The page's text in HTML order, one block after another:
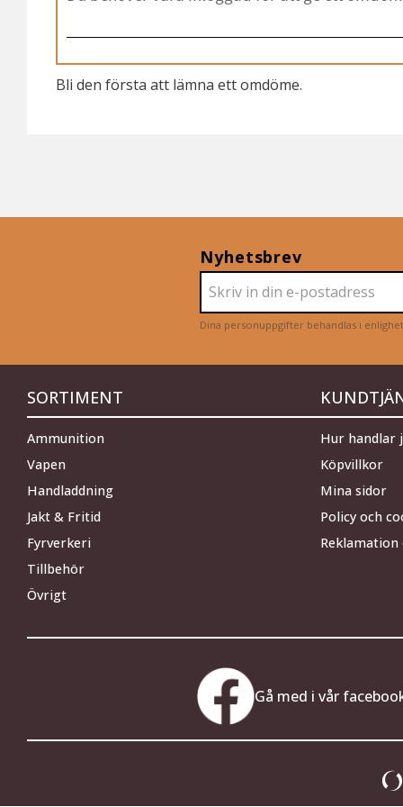
Bli den första att lämna ett omdöme.
Nyhetsbrev
Dina personuppgifter behandlas i
SORTIMENT
Ammunition
Vapen
Handladdning
Jakt & Fritid
Fyrverkeri
Tillbehör
Övrigt
Hur handlar
Köpvillkor
Mina sidor
Policy och
Gå med i vår